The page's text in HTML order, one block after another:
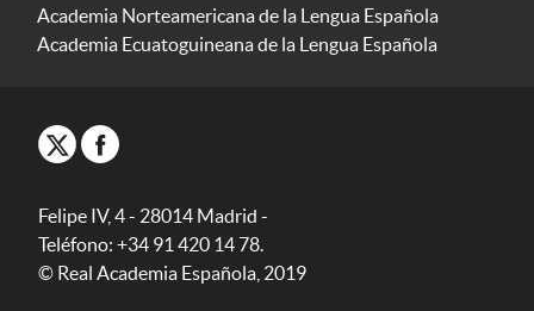
Academia Norteamericana de la Lengua Española
Academia Ecuatoguineana de la Lengua Española
Felipe IV, 4 - 28014 Madrid -
Teléfono: +34 91 420 14 78.
© Real Academia Española, 2019